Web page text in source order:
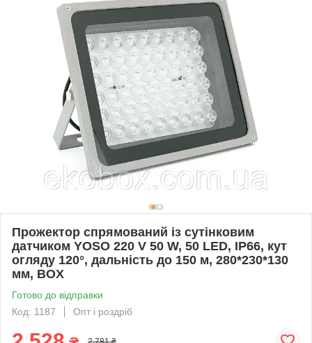
Прожектор спрямований із сутінковим
датчиком YOSO 220 V 50 W, 50 LED, IP66, кут
огляду 120°, дальність до 150 м, 280*230*130
мм, BOX
Готово до відправки
Код: 1187
Опт і роздріб